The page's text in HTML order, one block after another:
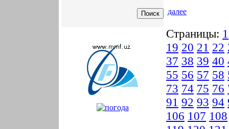
далее
Страницы: 1
19 20 21 22
37 38 39 40
55 56 57 58
73 74 75 76
91 92 93 94
106 107 108